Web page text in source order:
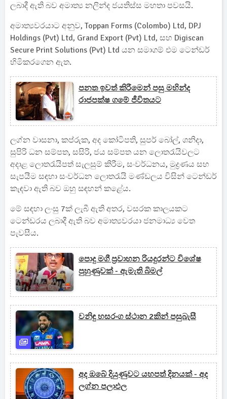
ලබාදී ඇති බව අමාත්‍ය නලින්ද ජයතිස්ස මහතා පවසයි.
අමාත්‍යවරයාට අනුව, Toppan Forms (Colombo) Ltd, DPJ
Holdings (Pvt) Ltd, Grand Export (Pvt) Ltd, සහ Digiscan
Secure Print Solutions (Pvt) Ltd යන සමාගම් එම ටෙන්ඩර්
හිමිකරගෙන ඇත.
පනත ඉවත් කිරීමෙන් පසු මහින්ද
රාජපක්ෂ ගමේ ජීවිතයට
ලග්න වාසනා, කප්රුක, අද කෝටිපති, සුපර් බෝල්, ශනිදා,
සුපිරි ධන සම්පත, සසිරි, ජය සම්පත යන ලොතරැයිවලට
අදාළ ලොතරැයිපත් සැලසුම් කිරීම, සංවර්ධනය, මුද්‍රණය සහ
සැපයීම සඳහා සංවර්ධන ලොතරැයි මණ්ඩලය විසින් ටෙන්ඩර්
කැඳවා ඇති බව ඔහු සඳහන් කළේය.
මේ සඳහා ලංසු 7ක් ලැබී ඇති අතර, වසරක කාලයකට
ටෙන්ඩරය ලබාදී ඇති බව අමාත්‍යවරයා ජනමාධ්‍ය වෙත
පැවසීය.
පොදු මගී ප්‍රවාහන රියදුරන්ට විශේෂ
පුහුණුවක් - ඇමැති බිමල්
වනිඳු හසරංග ස්ථාන 2කින් පසුබැසී
අද ඔබේ දියුණුවට යහපත් දිනයක් - අද
ලග්න පලාඵල